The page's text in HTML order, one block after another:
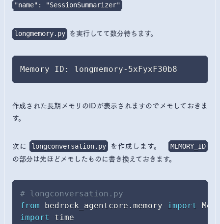
"name": "SessionSummarizer"
longmemory.py を実行してて数分待ちます。
Memory ID: longmemory-5xFyxF30b8
作成された長期メモリのIDが表示されますのでメモしておきま
す。
次に longconversation.py を作成します。 MEMORY_ID
の部分は先ほどメモしたものに書き換えておきます。
# longconversation.py
from bedrock_agentcore . memory import
import